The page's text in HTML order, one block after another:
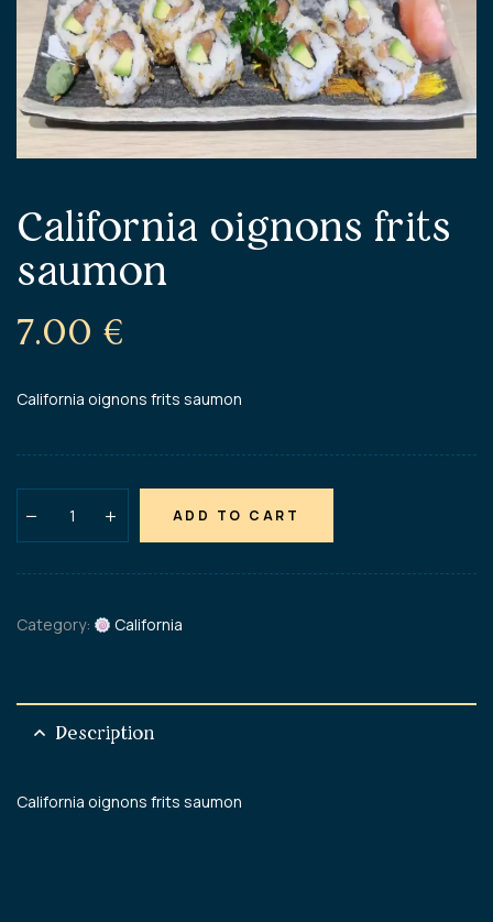
California oignons frits
saumon
7.00 €
California oignons frits saumon
ADD TO CART
Category: California
Description
California oignons frits saumon